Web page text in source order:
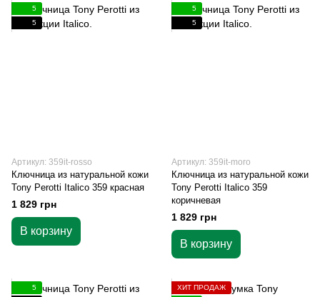
5
5
Артикул: 359it-rosso
Ключница из натуральной кожи
Tony Perotti Italico 359 красная
1 829 грн
В корзину
5
5
Артикул: 359it-moro
Ключница из натуральной кожи
Tony Perotti Italico 359
коричневая
1 829 грн
В корзину
5
ХИТ ПРОДАЖ